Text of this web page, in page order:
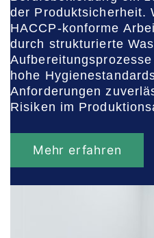
der Produktsicherheit.
HACCP-konforme
durch strukturierte
hohe
Anforderungen
Risiken im
Mehr erfahren